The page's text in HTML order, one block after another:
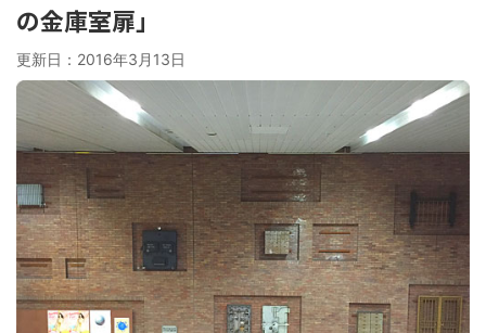
の金庫室扉」
更新日： 2016年3月13日